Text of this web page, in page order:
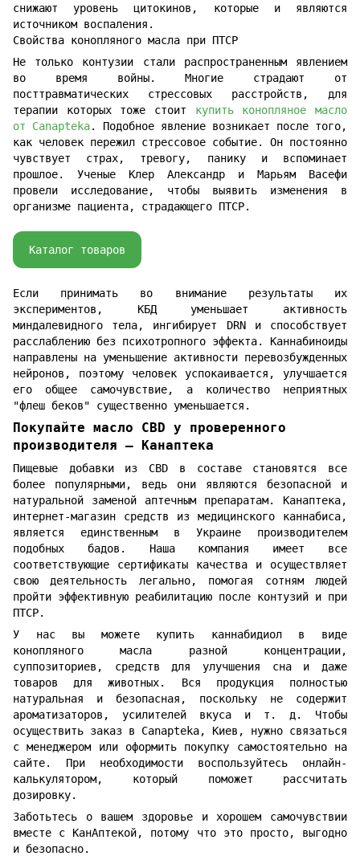
снижают уровень цитокинов, которые и являются
источником воспаления.
Свойства конопляного масла при ПТСР
Не только контузии стали распространенным явлением
во время войны. Многие страдают от
посттравматических стрессовых расстройств, для
терапии которых тоже стоит купить конопляное масло
от Canapteka. Подобное явление возникает после того,
как человек пережил стрессовое событие. Он постоянно
чувствует страх, тревогу, панику и вспоминает
прошлое. Ученые Клер Александр и Марьям Васефи
провели исследование, чтобы выявить изменения в
организме пациента, страдающего ПТСР.
Каталог товаров
Если принимать во внимание результаты их
экспериментов, КБД уменьшает активность
миндалевидного тела, ингибирует DRN и способствует
расслаблению без психотропного эффекта. Каннабиноиды
направлены на уменьшение активности перевозбужденных
нейронов, поэтому человек успокаивается, улучшается
его общее самочувствие, а количество неприятных
"флеш беков" существенно уменьшается.
Покупайте масло CBD у проверенного
производителя — Канаптека
Пищевые добавки из CBD в составе становятся все
более популярными, ведь они являются безопасной и
натуральной заменой аптечным препаратам. Канаптека,
интернет-магазин средств из медицинского каннабиса,
является единственным в Украине производителем
подобных бадов. Наша компания имеет все
соответствующие сертификаты качества и осуществляет
свою деятельность легально, помогая сотням людей
пройти эффективную реабилитацию после контузий и при
ПТСР.
У нас вы можете купить каннабидиол в виде
конопляного масла разной концентрации,
суппозиториев, средств для улучшения сна и даже
товаров для животных. Вся продукция полностью
натуральная и безопасная, поскольку не содержит
ароматизаторов, усилителей вкуса и т. д. Чтобы
осуществить заказ в Canapteka, Киев, нужно связаться
с менеджером или оформить покупку самостоятельно на
сайте. При необходимости воспользуйтесь онлайн-
калькулятором, который поможет рассчитать
дозировку.
Заботьтесь о вашем здоровье и хорошем самочувствии
вместе с КанАптекой, потому что это просто, выгодно
и безопасно.